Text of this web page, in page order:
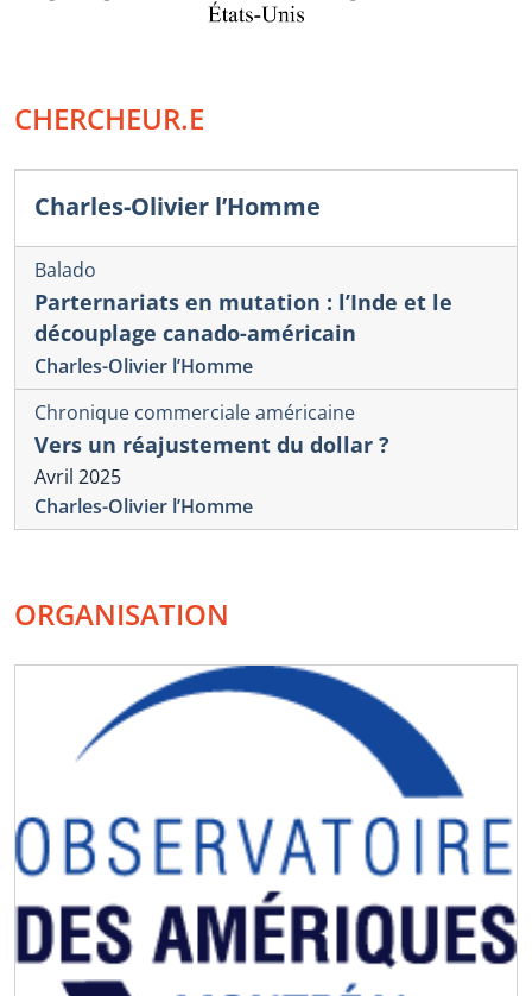
CHERCHEUR.E
Charles-Olivier l’Homme
Balado
Parternariats en mutation : l’Inde et le
découplage canado-américain
Charles-Olivier l’Homme
Chronique commerciale américaine
Vers un réajustement du dollar ?
Avril 2025
Charles-Olivier l’Homme
ORGANISATION